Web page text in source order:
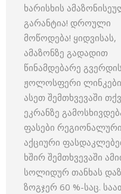
ხარისხის
გარანტია! დროული
მოწოდება! ყიდვისას,
ამაზონზე გადადით
წინამდებარე გვერდის
ჟოლოსფერი
ასეთ შემთხვევაში
ეკრანზე
ფასები
აქციური
ხშირ შემთხვევაში
სოლიდურ თანხას
ზოგჯერ 60 %-საც.